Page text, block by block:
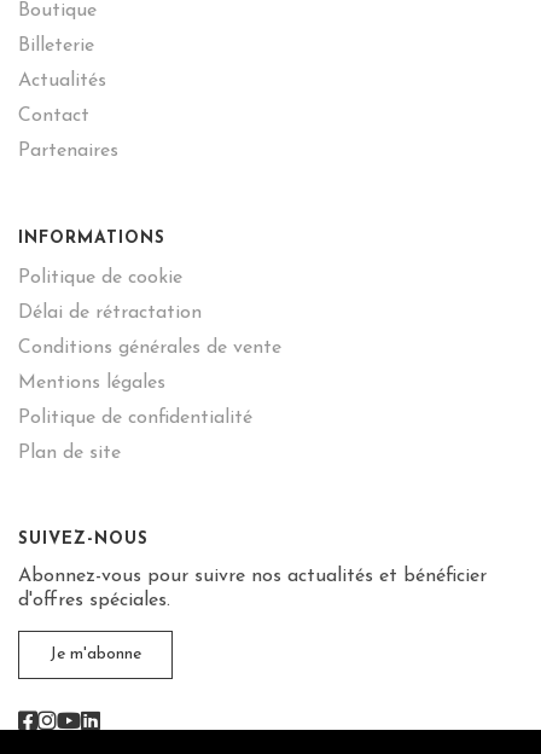
Boutique
Billeterie
Actualités
Contact
Partenaires
INFORMATIONS
Politique de cookie
Délai de rétractation
Conditions générales de vente
Mentions légales
Politique de confidentialité
Plan de site
SUIVEZ-NOUS
Abonnez-vous pour suivre nos actualités et bénéficier
d'offres spéciales.
Je m'abonne
Facebook
Instagram
Youtube
Linkedin